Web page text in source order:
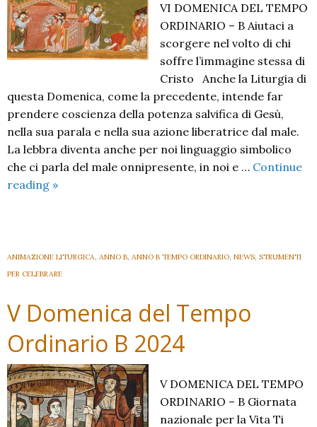
VI DOMENICA DEL TEMPO
ORDINARIO – B Aiutaci a
scorgere nel volto di chi
soffre l’immagine stessa di
Cristo Anche la Liturgia di
questa Domenica, come la precedente, intende far
prendere coscienza della potenza salvifica di Gesù,
nella sua parala e nella sua azione liberatrice dal male.
La lebbra diventa anche per noi linguaggio simbolico
che ci parla del male onnipresente, in noi e … Continue
reading VI
Ordinario
B
»
ANIMAZIONE LITURGICA, ANNO B, ANNO B TEMPO ORDINARIO, NEWS, STRUMENTI
PER CELEBRARE
V Domenica del Tempo
Ordinario B 2024
V DOMENICA DEL TEMPO
ORDINARIO – B Giornata
nazionale per la Vita Ti